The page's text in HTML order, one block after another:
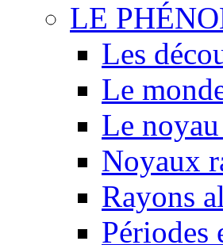
LE
Les
Le
Le
Noyaux
Rayons
Périodes